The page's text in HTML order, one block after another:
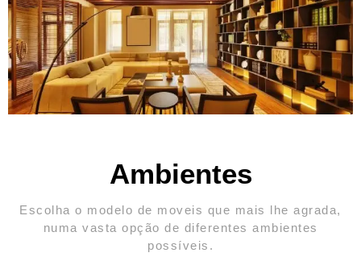
Ambientes
Escolha o modelo de moveis que mais lhe agrada,
numa vasta opção de diferentes ambientes
possíveis.